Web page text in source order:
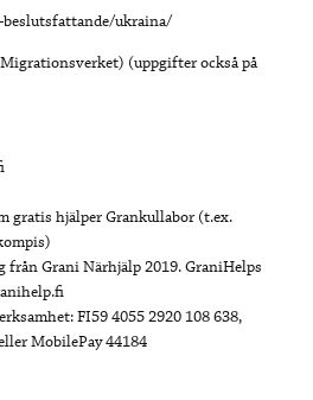
ukraina/
(uppgifter också på
gratis hjälper Grankullabor (t.ex.
från Grani Närhjälp 2019. GraniHelps
FI59 4055 2920 108 638,
MobilePay 44184